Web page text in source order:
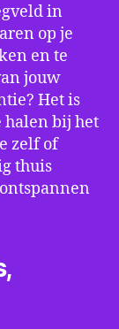
in
op je
en te
jouw
Het is
halen bij het
zelf of
thuis